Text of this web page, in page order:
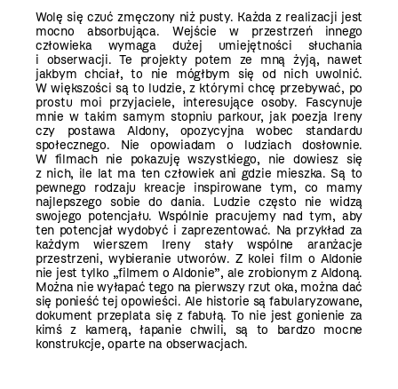
Wolę się czuć zmęczony niż pusty. Każda z realizacji jest
mocno absorbująca. Wejście w przestrzeń innego
człowieka wymaga dużej umiejętności słuchania
i obserwacji. Te projekty potem ze mną żyją, nawet
jakbym chciał, to nie mógłbym się od nich uwolnić.
W większości są to ludzie, z którymi chcę przebywać, po
prostu moi przyjaciele, interesujące osoby. Fascynuje
mnie w takim samym stopniu parkour, jak poezja Ireny
czy postawa Aldony, opozycyjna wobec standardu
społecznego. Nie opowiadam o ludziach dosłownie.
W filmach nie pokazuję wszystkiego, nie dowiesz się
z nich, ile lat ma ten człowiek ani gdzie mieszka. Są to
pewnego rodzaju kreacje inspirowane tym, co mamy
najlepszego sobie do dania. Ludzie często nie widzą
swojego potencjału. Wspólnie pracujemy nad tym, aby
ten potencjał wydobyć i zaprezentować. Na przykład za
każdym wierszem Ireny stały wspólne aranżacje
przestrzeni, wybieranie utworów. Z kolei film o Aldonie
nie jest tylko „filmem o Aldonie”, ale zrobionym z Aldoną.
Można nie wyłapać tego na pierwszy rzut oka, można dać
się ponieść tej opowieści. Ale historie są fabularyzowane,
dokument przeplata się z fabułą. To nie jest gonienie za
kimś z kamerą, łapanie chwili, są to bardzo mocne
konstrukcje, oparte na obserwacjach.